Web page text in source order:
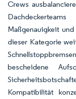
Crews
Maßgenauigkeit
dieser Kategorie
bescheidene
Kompatibilität